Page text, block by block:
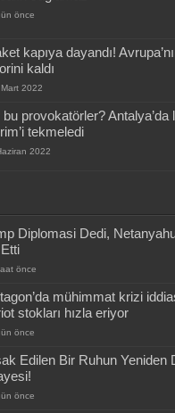
önce
kapıya dayandı!
kaldı
2022
bu provokatörler? Antalya’da
tekmeledi
2022
Diplomasi Dedi, Netanyahu
önce
mühimmat krizi
stokları hızla eriyor
önce
Edilen Bir Ruhun Yeniden
önce